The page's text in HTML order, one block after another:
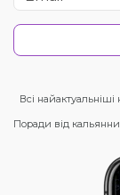
Всі
Поради від